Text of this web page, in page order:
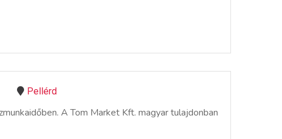
Pellérd
A Tom Market Kft. magyar tulajdonban